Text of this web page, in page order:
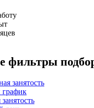
фильтры
занятость
график